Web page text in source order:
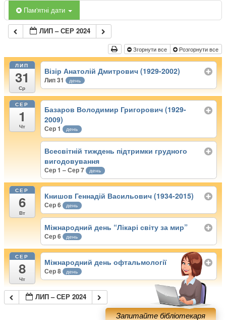
Пам'ятні дати
ЛИП – СЕР 2024
Згорнути все Розгорнути все
ЛИП
31
Ср
Візір Анатолій Дмитрович (1929-2002)
Лип 31 день
СЕР
1
Чт
Базаров Володимир Григорович (1929-
2009)
Сер 1 день
Всесвітній тиждень підтримки грудного
вигодовування
Сер 1 – Сер 7 день
СЕР
6
Вт
Книшов Геннадій Васильович (1934-2015)
Сер 6 день
Міжнародний день “Лікарі світу за мир”
Сер 6 день
СЕР
8
Чт
Міжнародний день офтальмології
Сер 8 день
ЛИП – СЕР 2024